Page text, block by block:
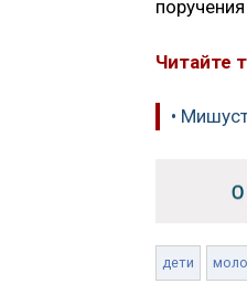
Читайте
•
дети